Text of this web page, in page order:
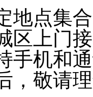
地点集
区上门
手机和
，敬请